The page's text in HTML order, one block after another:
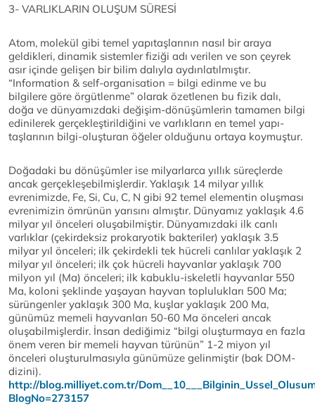
3- VARLIKLARIN OLUŞUM SÜRESİ
Atom, molekül gibi temel yapıtaşlarının nasıl bir araya
geldikleri, dinamik sistemler fiziği adı verilen ve son çeyrek
asır içinde gelişen bir bilim dalıyla aydınlatılmıştır.
“Information & self-organisation = bilgi edinme ve bu
bilgilere göre örgütlenme” olarak özetlenen bu fizik dalı,
doğa ve dünyamızdaki değişim-dönüşümlerin tamamen bilgi
edinilerek gerçekleştirildiğini ve varlıkların en temel yapı-
taşlarının bilgi-oluşturan öğeler olduğunu ortaya koymuştur.
Doğadaki bu dönüşümler ise milyarlarca yıllık süreçlerde
ancak gerçekleşebilmişlerdir. Yaklaşık 14 milyar yıllık
evrenimizde, Fe, Si, Cu, C, N gibi 92 temel elementin oluşması
evrenimizin ömrünün yarısını almıştır. Dünyamız yaklaşık 4.6
milyar yıl önceleri oluşabilmiştir. Dünyamızdaki ilk canlı
varlıklar (çekirdeksiz prokaryotik bakteriler) yaklaşık 3.5
milyar yıl önceleri; ilk çekirdekli tek hücreli canlılar yaklaşık 2
milyar yıl önceleri; ilk çok hücreli hayvanlar yaklaşık 700
milyon yıl (Ma) önceleri; ilk kabuklu-iskeletli hayvanlar 550
Ma, koloni şeklinde yaşayan hayvan toplulukları 500 Ma;
sürüngenler yaklaşık 300 Ma, kuşlar yaklaşık 200 Ma,
günümüz memeli hayvanları 50-60 Ma önceleri ancak
oluşabilmişlerdir. İnsan dediğimiz “bilgi oluşturmaya en fazla
önem veren bir memeli hayvan türünün” 1-2 miyon yıl
önceleri oluşturulmasıyla günümüze gelinmiştir (bak DOM-
dizini).
http://blog.milliyet.com.tr/
BlogNo=273157